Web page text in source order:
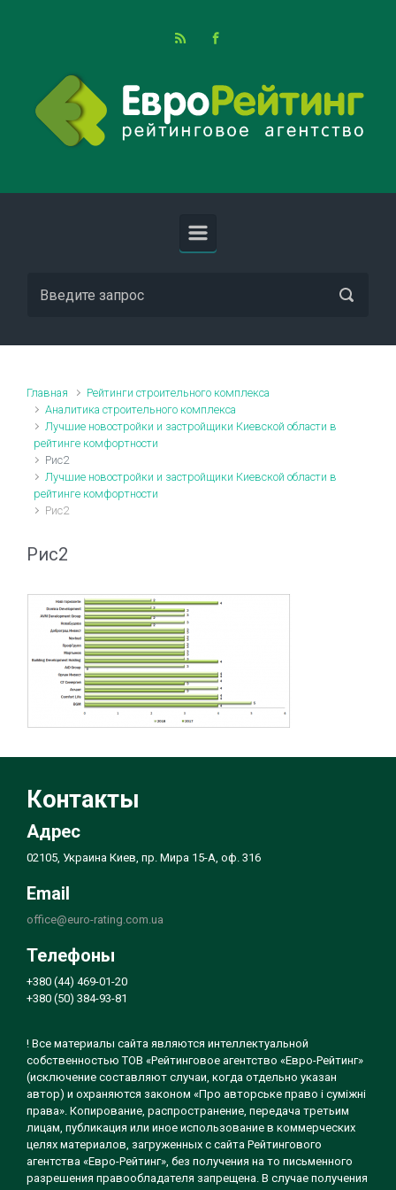
Главная
Рейтинги строительного комплекса
Аналитика строительного комплекса
Лучшие новостройки и застройщики Киевской области в
рейтинге комфортности
Рис2
Лучшие новостройки и застройщики Киевской области в
рейтинге комфортности
Рис2
Рис2
Контакты
Адрес
02105, Украина Киев, пр. Мира 15-А, оф. 316
Email
office@euro-rating.com.ua
Телефоны
+380 (44) 469-01-20
+380 (50) 384-93-81
! Все материалы сайта являются интеллектуальной
собственностью ТОВ «Рейтинговое агентство «Евро-Рейтинг»
(исключение составляют случаи, когда отдельно указан
автор) и охраняются законом «Про авторське право і суміжні
права». Копирование, распространение, передача третьим
лицам, публикация или иное использование в коммерческих
целях материалов, загруженных с сайта Рейтингового
агентства «Евро-Рейтинг», без получения на то письменного
разрешения правообладателя запрещена. В случае получения